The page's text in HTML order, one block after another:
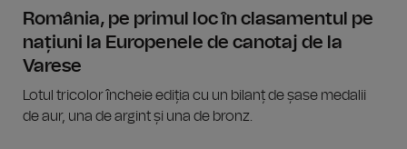
România, pe primul loc în clasamentul pe
națiuni la Europenele de canotaj de la
Varese
Lotul tricolor încheie ediția cu un bilanț de șase medalii
de aur, una de argint și una de bronz.